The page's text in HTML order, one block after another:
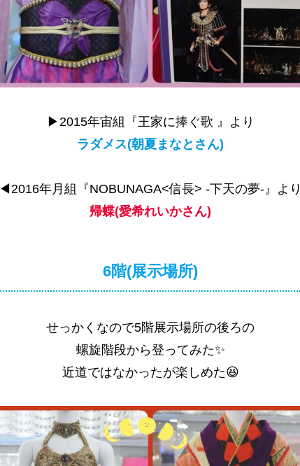
▶2015年宙組『王家に捧ぐ歌 』より
ラダメス(朝夏まなとさん)
◀2016年月組『NOBUNAGA<信長> -下天の夢-』より
帰蝶(愛希れいかさん)
6階(展示場所)
せっかくなので5階展示場所の後ろの
螺旋階段から登ってみた✨
近道ではなかったが楽しめた︎︎😆